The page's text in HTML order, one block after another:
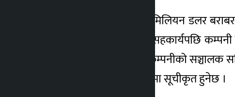
मर्जरपछि कम्पनीको २ सय मिलियन डलर
अनुसार उक्त कम्पनीसँगको सहकार्यपछि कम्पनी
हाल उक्त सम्झौतालाई दुवै कम्पनीको
पूरा गरेपछि कम्पनी नास्डाकमा सूचीकृत हुनेछ ।